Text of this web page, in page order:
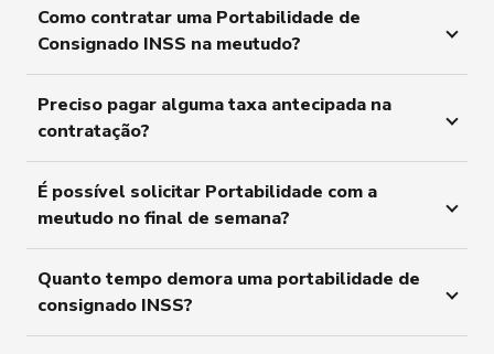
Como contratar uma Portabilidade de
Consignado INSS na meutudo?
Preciso pagar alguma taxa antecipada na
contratação?
É possível solicitar Portabilidade com a
meutudo no final de semana?
Quanto tempo demora uma portabilidade de
consignado INSS?